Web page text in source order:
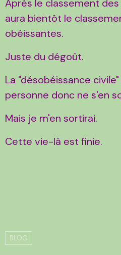
Après le classement
aura bientôt le
obéissantes.
Juste du dégoût.
La "désobéissance
personne donc ne s'en
Mais je m'en sortirai.
Cette vie-là est finie.
BLOG